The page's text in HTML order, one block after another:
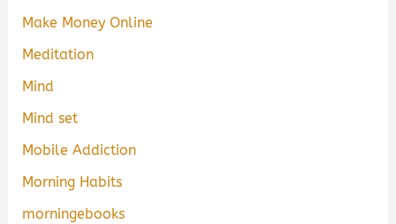
Make Money Online
Meditation
Mind
Mind set
Mobile Addiction
Morning Habits
morningebooks